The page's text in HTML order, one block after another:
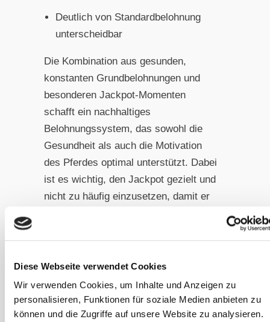
Diese Webseite verwendet Cookies
Wir verwenden Cookies, um Inhalte und Anzeigen zu
personalisieren, Funktionen für soziale Medien anbieten zu
können und die Zugriffe auf unsere Website zu analysieren.
Deutlich von Standardbelohnung
unterscheidbar
Die Kombination aus gesunden,
konstanten Grundbelohnungen und
besonderen Jackpot-Momenten
schafft ein nachhaltiges
Belohnungssystem, das sowohl die
Gesundheit als auch die Motivation
des Pferdes optimal unterstützt. Dabei
ist es wichtig, den Jackpot gezielt und
nicht zu häufig einzusetzen, damit er
Basis für nachhaltigen
Die Wahl der richtigen Belohnungen ist
ein entscheidender Faktor für